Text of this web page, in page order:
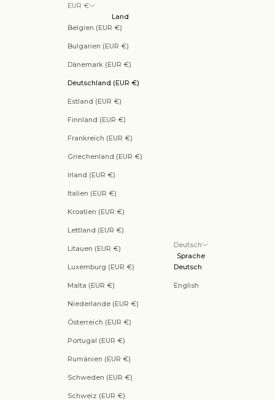
EUR €
Land
Belgien (EUR €)
Bulgarien (EUR €)
Dänemark (EUR €)
Deutschland (EUR €)
Estland (EUR €)
Finnland (EUR €)
Frankreich (EUR €)
Griechenland (EUR €)
Irland (EUR €)
Italien (EUR €)
Kroatien (EUR €)
Lettland (EUR €)
Litauen (EUR €)
Luxemburg (EUR €)
Malta (EUR €)
Niederlande (EUR €)
Österreich (EUR €)
Portugal (EUR €)
Rumänien (EUR €)
Schweden (EUR €)
Schweiz (EUR €)
Deutsch
Sprache
Deutsch
English